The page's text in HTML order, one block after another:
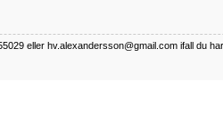
eller hv.alexandersson@gmail.com ifall du